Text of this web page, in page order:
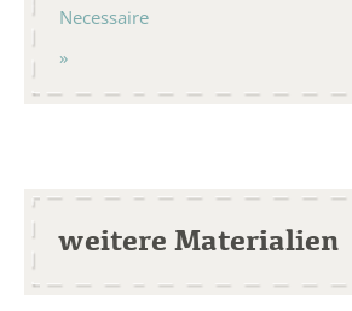
Necessaire
weitere Materialien